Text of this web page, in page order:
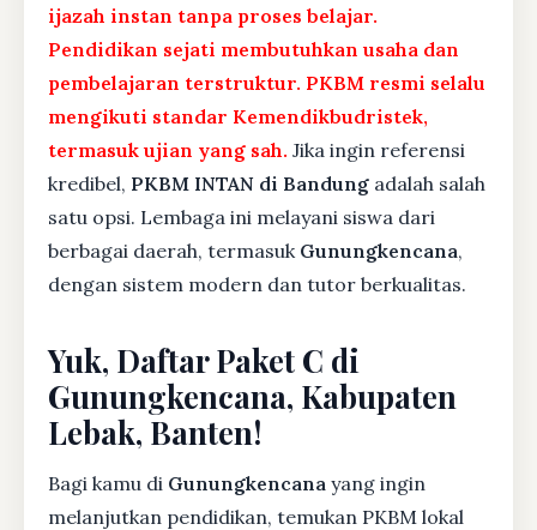
ijazah instan tanpa proses belajar.
Pendidikan sejati membutuhkan usaha dan
pembelajaran terstruktur. PKBM resmi selalu
mengikuti standar Kemendikbudristek,
termasuk ujian yang sah. Jika ingin referensi
kredibel, PKBM INTAN di Bandung adalah salah
satu opsi. Lembaga ini melayani siswa dari
berbagai daerah, termasuk Gunungkencana,
dengan sistem modern dan tutor berkualitas.
Yuk, Daftar Paket C di
Gunungkencana, Kabupaten
Lebak, Banten!
Bagi kamu di Gunungkencana yang ingin
melanjutkan pendidikan, temukan PKBM lokal